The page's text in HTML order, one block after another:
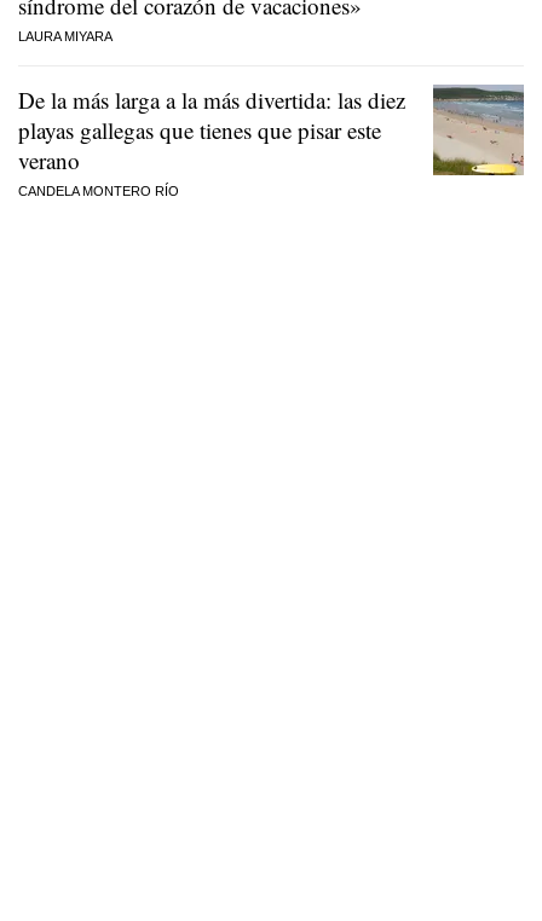
LAURA MIYARA
De la más larga a la más divertida: las diez
playas gallegas que tienes que pisar este
verano
CANDELA MONTERO RÍO